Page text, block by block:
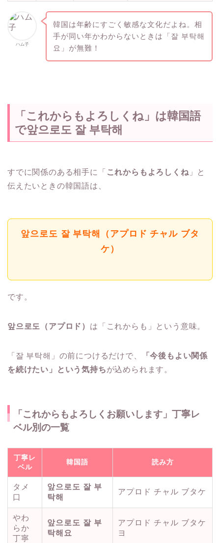
ハム子
韓国は年齢にすごく敏感な文化だよね。相
手が同い年かわからないときは「잘 부탁해
요」が無難！
「これからもよろしくね」は韓国語
で앞으로도 잘 부탁해
すでに関係のある相手に「 これからもよろしくね 」と
伝えたいときの韓国語は、
앞으로도 잘 부탁해（アプロド チャル ブタ
ケ）
です。
앞으로도（アプロド） は「これからも」という意味。
「잘 부탁해」の前につけるだけで、
「今後もよい関係
を続けたい」という気持ちが込められます。
「これからもよろしくお願いします」丁寧レ
ベル別の一覧
丁寧レ
ベル
韓国語 読み方
タメ
口
앞으로도 잘 부
탁해
アプロド チャル ブタケ
やわ
らか
丁寧
앞으로도 잘 부
탁해요
アプロド チャル ブタケ
ヨ